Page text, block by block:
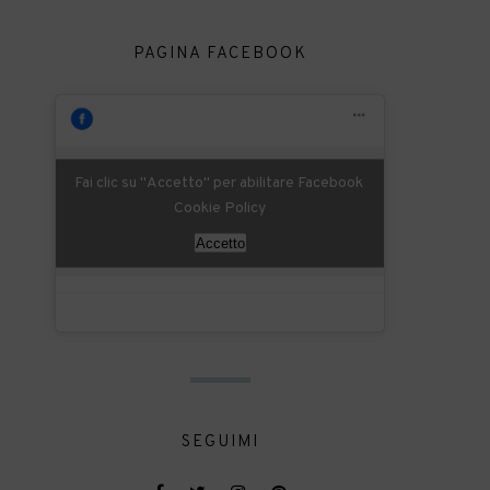
PAGINA FACEBOOK
Fai clic su "Accetto" per abilitare Facebook
Cookie Policy
Accetto
SEGUIMI